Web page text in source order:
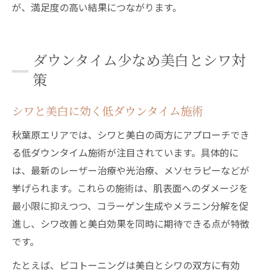
が、満足度の高い結果につながります。
ダウンタイム少なめ美白とシワ対
策
シワと美白に効く低ダウンタイム施術
秋葉原エリアでは、シワと美白の両方にアプローチでき
る低ダウンタイム施術が注目されています。具体的に
は、最新のレーザー治療や光治療、メソセラピーなどが
挙げられます。これらの施術は、肌表面へのダメージを
最小限に抑えつつ、コラーゲン生成やメラニン分解を促
進し、シワ改善と美白効果を同時に期待できる点が特徴
です。
たとえば、ピコトーニングは美白とシワの双方に有効